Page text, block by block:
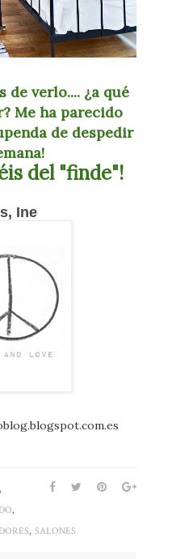
de verlo.... ¿a qué
Me ha parecido
de despedir
del "finde"!
Ine
,
,
, SALONES